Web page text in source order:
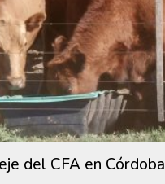
del CFA en Córdoba